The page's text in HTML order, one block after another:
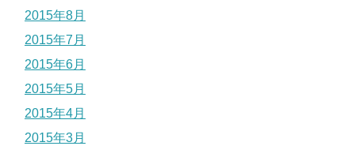
2015年8月
2015年7月
2015年6月
2015年5月
2015年4月
2015年3月